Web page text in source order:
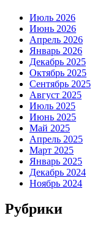
Июль 2026
Июнь 2026
Апрель 2026
Январь 2026
Декабрь 2025
Октябрь 2025
Сентябрь 2025
Август 2025
Июль 2025
Июнь 2025
Май 2025
Апрель 2025
Март 2025
Январь 2025
Декабрь 2024
Ноябрь 2024
Рубрики